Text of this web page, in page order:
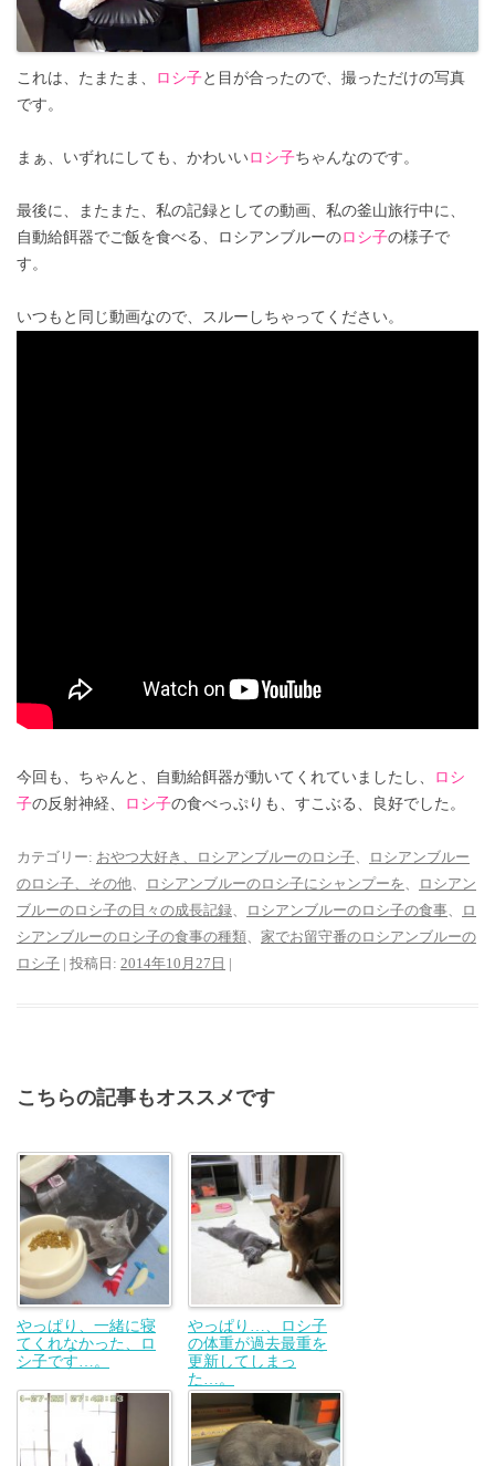
これは、たまたま、 ロシ子と目が合ったので、撮っただけの写真
です。
まぁ、いずれにしても、かわいいロシ子ちゃんなのです。
最後に、またまた、私の記録としての動画、私の釜山旅行中に、
自動給餌器でご飯を食べる、ロシアンブルーのロシ子の様子で
す。
いつもと同じ動画なので、スルーしちゃってください。
今回も、ちゃんと、自動給餌器が動いてくれていましたし、
ロシ
子の反射神経、 ロシ子の食べっぷりも、すこぶる、良好でした。
カテゴリー: おやつ大好き、ロシアンブルーのロシ子、
ロシアンブルー
のロシ子、その他、 ロシアンブルーのロシ子にシャンプーを、
ロシアン
ブルーのロシ子の日々の成長記録、 ロシアンブルーのロシ子の食事、
ロ
シアンブルーのロシ子の食事の種類、 家でお留守番のロシアンブルーの
ロシ子 | 投稿日: 2014年10月27日 |
こちらの記事もオススメです
やっぱり、一緒に寝
てくれなかった、ロ
シ子です…。
やっぱり…、ロシ子
の体重が過去最重を
更新してしまっ
た…。